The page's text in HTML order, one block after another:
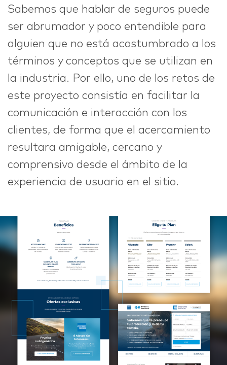
Sabemos que hablar de seguros puede
ser abrumador y poco entendible para
alguien que no está acostumbrado a los
términos y conceptos que se utilizan en
la industria. Por ello, uno de los retos de
este proyecto consistía en facilitar la
comunicación e interacción con los
clientes, de forma que el acercamiento
resultara amigable, cercano y
comprensivo desde el ámbito de la
experiencia de usuario en el sitio.